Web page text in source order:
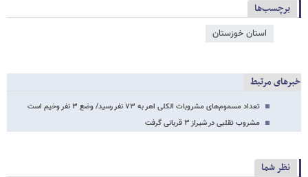
برچسب‌ها
استان خوزستان
خبرهای مرتبط
تعداد مسموم‌های مشروبات الکلی اهر به ۷۳ نفر رسید/ وضع ۳ نفر وخیم است
مشروب تقلبی در شیراز ۳ قربانی گرفت
نظر شما